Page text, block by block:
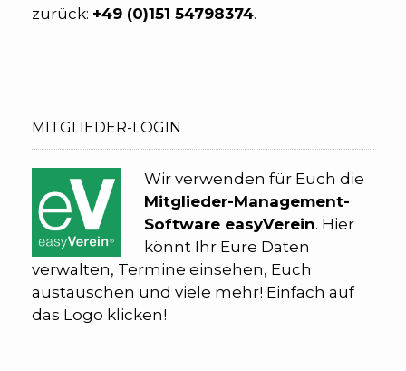
zurück: +49 (0)151 54798374.
MITGLIEDER-LOGIN
Wir verwenden für Euch die
Mitglieder-Management-
Software easyVerein. Hier
könnt Ihr Eure Daten
verwalten, Termine einsehen, Euch
austauschen und viele mehr! Einfach auf
das Logo klicken!